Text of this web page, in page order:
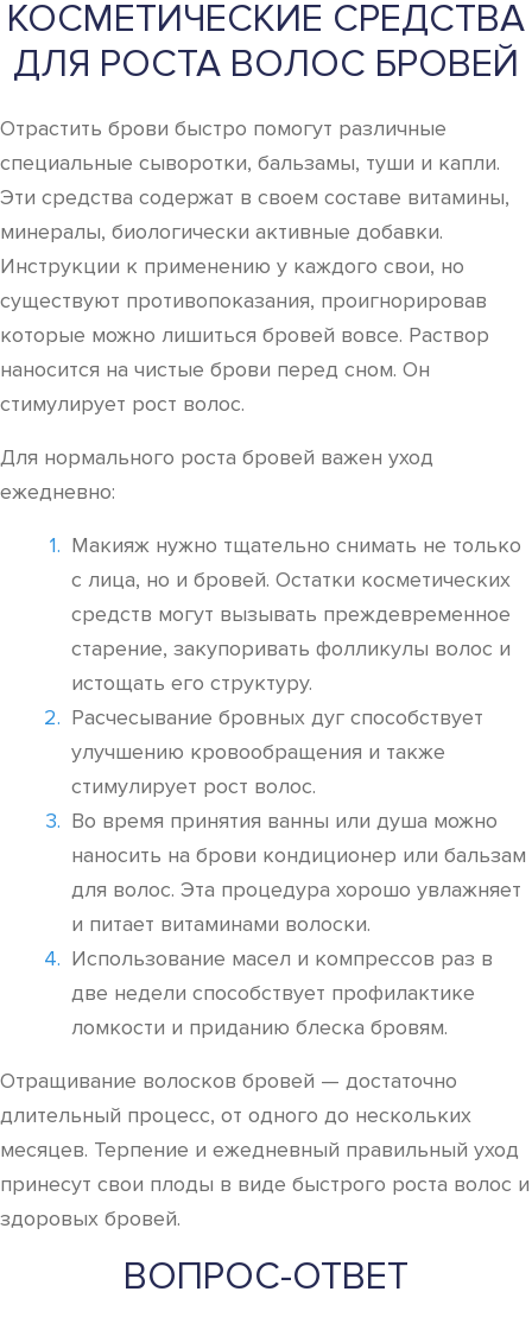
КОСМЕТИЧЕСКИЕ СРЕДСТВА
ДЛЯ РОСТА ВОЛОС БРОВЕЙ
Отрастить брови быстро помогут различные
специальные сыворотки, бальзамы, туши и капли.
Эти средства содержат в своем составе витамины,
минералы, биологически активные добавки.
Инструкции к применению у каждого свои, но
существуют противопоказания, проигнорировав
которые можно лишиться бровей вовсе. Раствор
наносится на чистые брови перед сном. Он
стимулирует рост волос.
Для нормального роста бровей важен уход
ежедневно:
Макияж нужно тщательно снимать не только
с лица, но и бровей. Остатки косметических
средств могут вызывать преждевременное
старение, закупоривать фолликулы волос и
истощать его структуру.
Расчесывание бровных дуг способствует
улучшению кровообращения и также
стимулирует рост волос.
Во время принятия ванны или душа можно
наносить на брови кондиционер или бальзам
для волос. Эта процедура хорошо увлажняет
и питает витаминами волоски.
Использование масел и компрессов раз в
две недели способствует профилактике
ломкости и приданию блеска бровям.
Отращивание волосков бровей — достаточно
длительный процесс, от одного до нескольких
месяцев. Терпение и ежедневный правильный уход
принесут свои плоды в виде быстрого роста волос и
здоровых бровей.
ВОПРОС-ОТВЕТ